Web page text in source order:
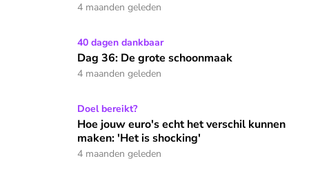
4 maanden geleden
Dag 36: De grote schoonmaak
40 dagen dankbaar
Dag 36: De grote schoonmaak
4 maanden geleden
Hoe jouw euro's echt het verschil kunnen maken: 'Het is
Doel bereikt?
Hoe jouw euro's echt het verschil kunnen
maken: 'Het is shocking'
4 maanden geleden